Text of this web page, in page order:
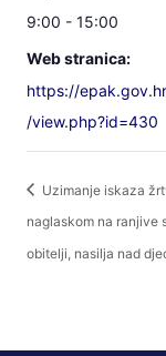
9:00 - 15:00
Web stranica:
https://
/view.php?id=430
Uzimanje iskaza
naglaskom na ranjive
obitelji, nasilja nad